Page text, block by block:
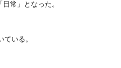
常」となった。
ている。